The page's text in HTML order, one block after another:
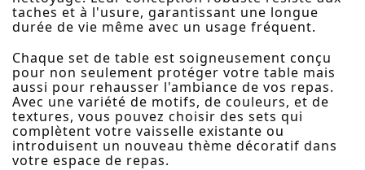
taches et à l'usure, garantissant une longue
durée de vie même avec un usage fréquent.
Chaque set de table est soigneusement conçu
pour non seulement protéger votre table mais
aussi pour rehausser l'ambiance de vos repas.
Avec une variété de motifs, de couleurs, et de
textures, vous pouvez choisir des sets qui
complètent votre vaisselle existante ou
introduisent un nouveau thème décoratif dans
votre espace de repas.